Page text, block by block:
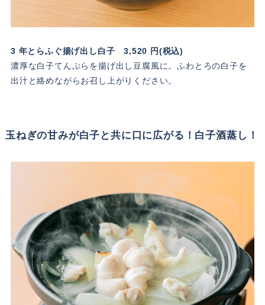
3 年とらふぐ揚げ出し白子 3,520 円(税込)
濃厚な白子てんぷらを揚げ出し豆腐風に。ふわとろの白子を
出汁と絡めながらお召し上がりください。
玉ねぎの甘みが白子と共に口に広がる！白子酒蒸し！